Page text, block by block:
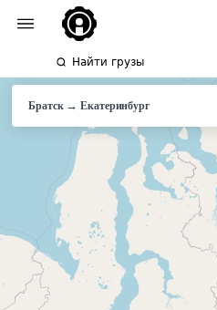
Найти грузы
Братск→Екатеринбург